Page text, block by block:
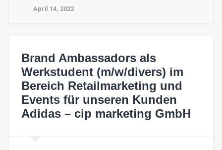
April 14, 2022
Brand Ambassadors als
Werkstudent (m/w/divers) im
Bereich Retailmarketing und
Events für unseren Kunden
Adidas – cip marketing GmbH